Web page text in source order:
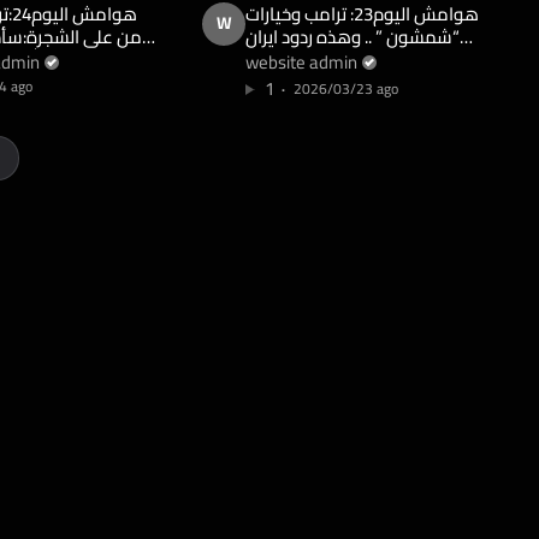
من على
هرمز مع آية
ago
W هوامش اليوم23: ترامب وخيارات
“شمشون ” .. وهذه ردود ايران
website admin
1 2026/03/23 ago